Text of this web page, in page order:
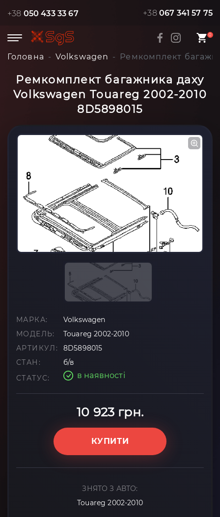
+38 050 433 33 67 +38 067 341 57 75
0
Головна Volkswagen Ремкомплект
Ремкомплект багажника даху
Volkswagen Touareg 2002-2010
8D5898015
МАРКА:
Volkswagen
МОДЕЛЬ:
Touareg 2002-2010
АРТИКУЛ:
8D5898015
СТАН:
б/в
СТАТУС:
в наявності
10 923 грн.
КУПИТИ
ЗНЯТО З АВТО:
Touareg 2002-2010